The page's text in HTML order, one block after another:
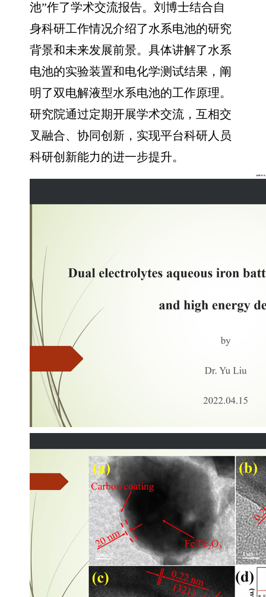
池”作了学术交流报告。刘博士结合自
身科研工作情况介绍了水系电池的研究
背景和未来发展前景。具体讲解了水系
电池的实验装置和电化学测试结果，阐
明了双电解液型水系电池的工作原理。
研究院通过定期开展学术交流，互相交
叉融合、协同创新，实现平台科研人员
科研创新能力的进一步提升。